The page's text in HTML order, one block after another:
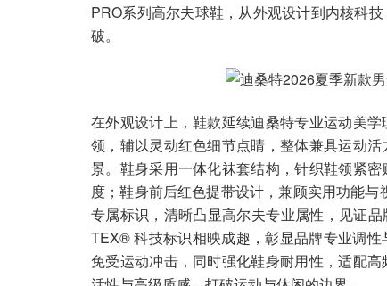
PRO系列高尔夫球鞋，从外观设计到内核科
破。
在外观设计上，鞋款延续迪桑特专业运动美
领，辅以灵动红色细节点睛，整体兼具运动
景。鞋身采用一体化袜套结构，针织鞋领紧
度；鞋身前后红色提带设计，兼顾实用功能
专属标识，清晰凸显高尔夫专业属性，见证
TEX® 科技标识相映成趣，彰显品牌专业调
免受运动冲击，同时强化鞋身耐用性，适配